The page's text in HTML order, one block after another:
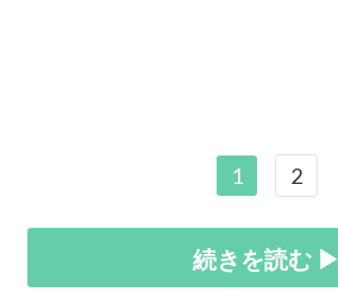
1 2
続きを読む ▶